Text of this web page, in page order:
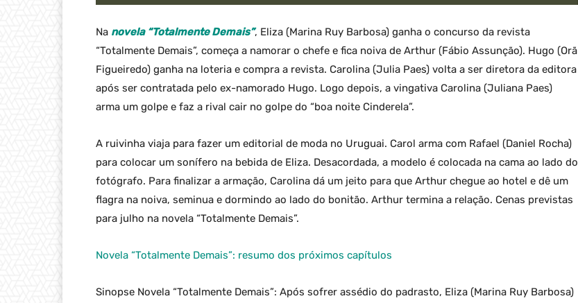
Na novela “Totalmente Demais”, Eliza (Marina Ruy Barbosa) ganha o concurso da revista
“Totalmente Demais”, começa a namorar o chefe e fica noiva de Arthur (Fábio Assunção). Hugo (Orã
Figueiredo) ganha na loteria e compra a revista. Carolina (Julia Paes) volta a ser diretora da editora
após ser contratada pelo ex-namorado Hugo. Logo depois, a vingativa Carolina (Juliana Paes)
arma um golpe e faz a rival cair no golpe do “boa noite Cinderela”.
A ruivinha viaja para fazer um editorial de moda no Uruguai. Carol arma com Rafael (Daniel Rocha)
para colocar um sonífero na bebida de Eliza. Desacordada, a modelo é colocada na cama ao lado do
fotógrafo. Para finalizar a armação, Carolina dá um jeito para que Arthur chegue ao hotel e dê um
flagra na noiva, seminua e dormindo ao lado do bonitão. Arthur termina a relação. Cenas previstas
para julho na novela “Totalmente Demais”.
Novela “Totalmente Demais”: resumo dos próximos capítulos
Sinopse Novela “Totalmente Demais”: Após sofrer assédio do padrasto, Eliza (Marina Ruy Barbosa)